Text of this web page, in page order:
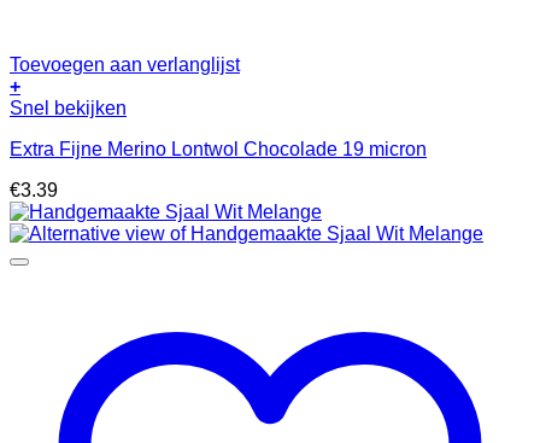
Toevoegen aan verlanglijst
+
Snel bekijken
Extra Fijne Merino Lontwol Chocolade 19 micron
€3.39